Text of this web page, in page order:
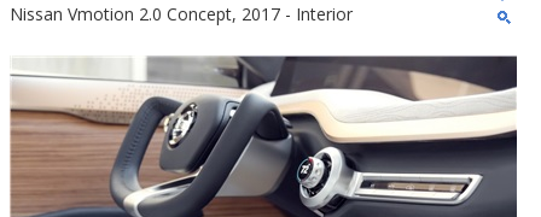
Nissan Vmotion 2.0 Concept, 2017 - Interior